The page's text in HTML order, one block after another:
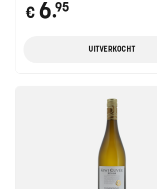
€ 6●
95
UITVERKOCHT